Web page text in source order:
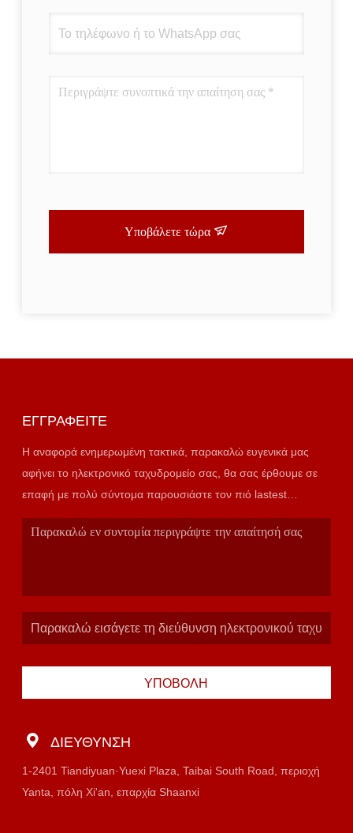
Υποβάλετε τώρα
ΕΓΓΡΑΦΕΊΤΕ
Η αναφορά ενημερωμένη τακτικά, παρακαλώ ευγενικά μας
αφήνει το ηλεκτρονικό ταχυδρομείο σας, θα σας έρθουμε σε
επαφή με πολύ σύντομα παρουσιάστε τον πιό lastest
κατάλογο.
ΥΠΟΒΟΛΉ
ΔΙΕΎΘΥΝΣΗ
1-2401 Tiandiyuan·Yuexi Plaza, Taibai South Road, περιοχή
Yanta, πόλη Xi'an, επαρχία Shaanxi